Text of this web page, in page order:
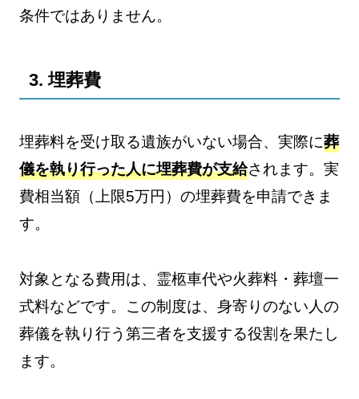
条件ではありません。
3. 埋葬費
埋葬料を受け取る遺族がいない場合、実際に葬
儀を執り行った人に埋葬費が支給されます。実
費相当額（上限5万円）の埋葬費を申請できま
す。
対象となる費用は、霊柩車代や火葬料・葬壇一
式料などです。この制度は、身寄りのない人の
葬儀を執り行う第三者を支援する役割を果たし
ます。